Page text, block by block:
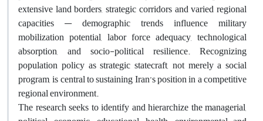
extensive land borders, strategic corridors and varied regional
capacities — demographic trends influence military
mobilization potential, labor force adequacy, technological
absorption, and socio-political resilience. Recognizing
population policy as strategic statecraft, not merely a social
program, is central to sustaining Iran’s position in a competitive
regional environment.
The research seeks to identify and hierarchize the managerial,